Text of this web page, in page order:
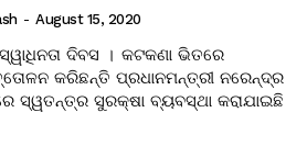
- August 15, 2020
ଦିବସ । କଟକଣା ଭିତରେ
କରିଛନ୍ତି ପ୍ରଧାନମନ୍ତ୍ରୀ ନରେନ୍ଦ୍ର
ସ୍ୱତନ୍ତ୍ର ସୁରକ୍ଷା ବ୍ୟବସ୍ଥା କରାଯାଇଛି